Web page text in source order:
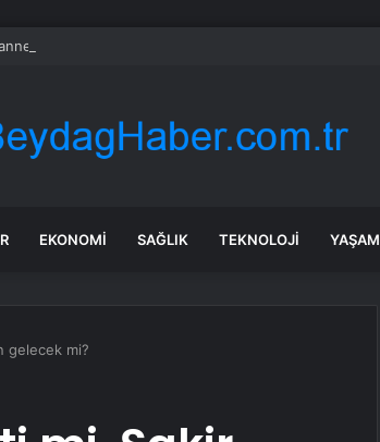
savunması pes dedirtti
EKONOMI SAĞLIK TEKNOLOJI YAŞAM
gelecek mi?